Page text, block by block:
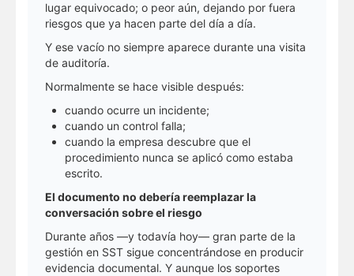
lugar equivocado; o peor aún, dejando por fuera
riesgos que ya hacen parte del día a día.
Y ese vacío no siempre aparece durante una visita
de auditoría.
Normalmente se hace visible después:
cuando ocurre un incidente;
cuando un control falla;
cuando la empresa descubre que el
procedimiento nunca se aplicó como estaba
escrito.
El documento no debería reemplazar la
conversación sobre el riesgo
Durante años —y todavía hoy— gran parte de la
gestión en SST sigue concentrándose en producir
evidencia documental. Y aunque los soportes